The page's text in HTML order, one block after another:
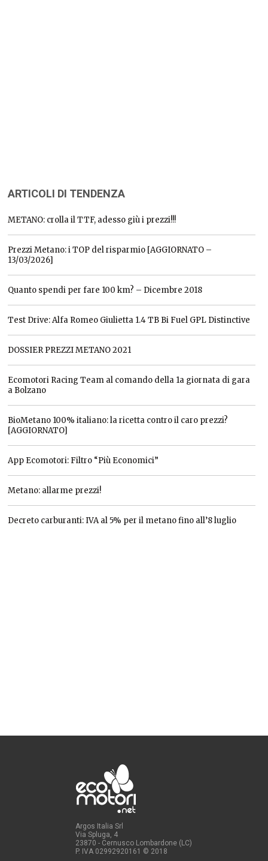
ARTICOLI DI TENDENZA
METANO: crolla il TTF, adesso giù i prezzi!!!
Prezzi Metano: i TOP del risparmio [AGGIORNATO –
13/03/2026]
Quanto spendi per fare 100 km? – Dicembre 2018
Test Drive: Alfa Romeo Giulietta 1.4 TB Bi Fuel GPL Distinctive
DOSSIER PREZZI METANO 2021
Ecomotori Racing Team al comando della 1a giornata di gara
a Bolzano
BioMetano 100% italiano: la ricetta contro il caro prezzi?
[AGGIORNATO]
App Ecomotori: Filtro “Più Economici”
Metano: allarme prezzi!
Decreto carburanti: IVA al 5% per il metano fino all’8 luglio
Argos Italia Srl
Via Spluga, 4
23870 - Cernusco Lombardone (LC)
P. IVA 02992920161 © 2018